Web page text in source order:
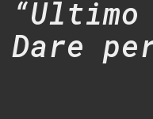
“Ultimo
Dare